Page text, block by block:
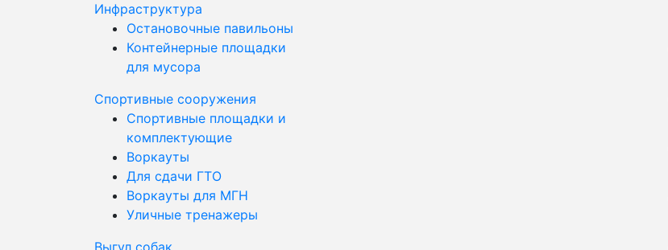
Инфраструктура
Остановочные павильоны
Контейнерные площадки
для мусора
Спортивные сооружения
Спортивные площадки и
комплектующие
Воркауты
Для сдачи ГТО
Воркауты для МГН
Уличные тренажеры
Выгул собак